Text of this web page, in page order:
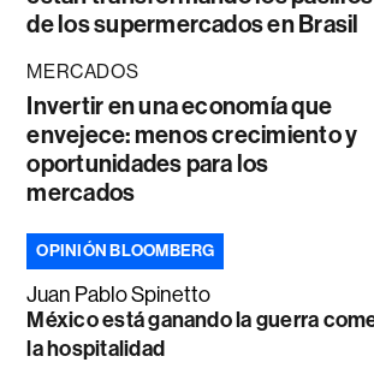
de los supermercados en Brasil
MERCADOS
Invertir en una economía que
envejece: menos crecimiento y
oportunidades para los
mercados
OPINIÓN BLOOMBERG
Juan Pablo Spinetto
México está ganando la guerra
la hospitalidad